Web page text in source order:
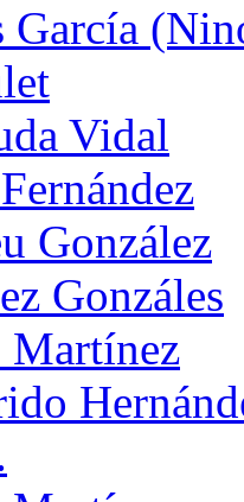
García
Vidal
González
Gonzáles
Martínez